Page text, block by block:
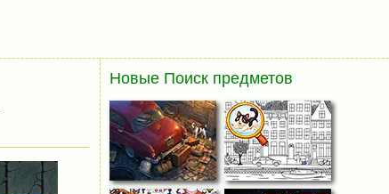
Новые Поиск предметов